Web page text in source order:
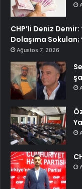
CHP’li Deniz
Dolaşıma Sokulan;
Ağustos 7, 2026